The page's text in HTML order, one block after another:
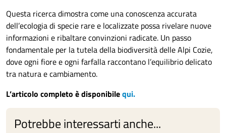
Questa ricerca dimostra come una conoscenza accurata
dell’ecologia di specie rare e localizzate possa rivelare nuove
informazioni e ribaltare convinzioni radicate. Un passo
fondamentale per la tutela della biodiversità delle Alpi Cozie,
dove ogni fiore e ogni farfalla raccontano l’equilibrio delicato
tra natura e cambiamento.
L’articolo completo è disponibilequi.
Potrebbe interessarti anche...